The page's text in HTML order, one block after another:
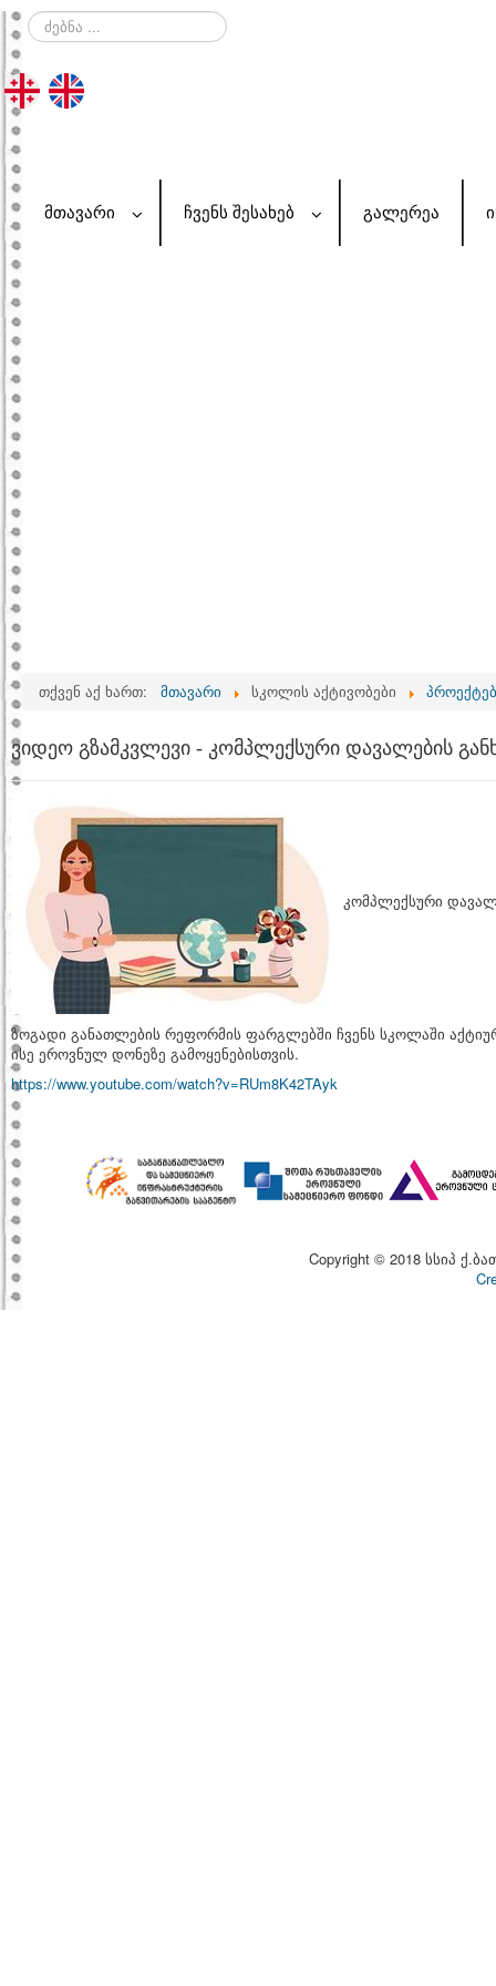
ძებნა
...
ᲛᲗᲐᲕᲐᲠᲘ ᲩᲕᲔᲜᲡ ᲨᲔᲡᲐᲮᲔᲑ ᲒᲐᲚᲔᲠᲔᲐ
თქვენ აქ ხართ: მთავარი სკოლის აქტივობები
ვიდეო გზამკვლევი - კომპლექსური დავალების
კომპლექსური
ზოგადი განათლების რეფორმის ფარგლებში ჩვენს სკოლაში
ისე ეროვნულ დონეზე გამოყენებისთვის.
https://www.youtube.com/watch?v=RUm8K42TAyk
Copyright © 2018 სსიპ